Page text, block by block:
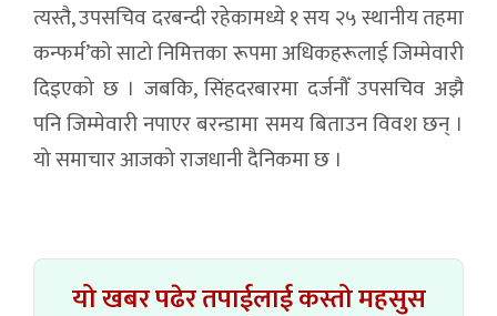
त्यस्तै, उपसचिव दरबन्दी रहेकामध्ये १ सय २५ स्थानीय तहमा
कन्फर्म’को साटो निमित्तका रूपमा अधिकहरूलाई जिम्मेवारी
दिइएको छ । जबकि, सिंहदरबारमा दर्जनौँ उपसचिव अझै
पनि जिम्मेवारी नपाएर बरन्डामा समय बिताउन विवश छन् ।
यो समाचार आजको राजधानी दैनिकमा छ ।
यो खबर पढेर तपाईलाई कस्तो महसुस